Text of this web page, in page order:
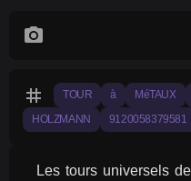
photo_camera
tag TOUR à MéTAUX
HOLZMANN 9120058379581
Les tours universels